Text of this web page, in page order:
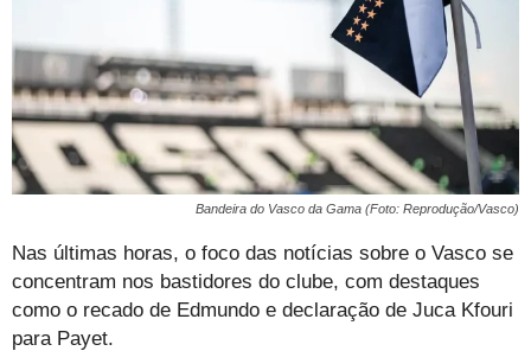
Bandeira do Vasco da Gama (Foto: Reprodução/Vasco)
Nas últimas horas, o foco das notícias sobre o Vasco se
concentram nos bastidores do clube, com destaques
como o recado de Edmundo e declaração de Juca Kfouri
para Payet.